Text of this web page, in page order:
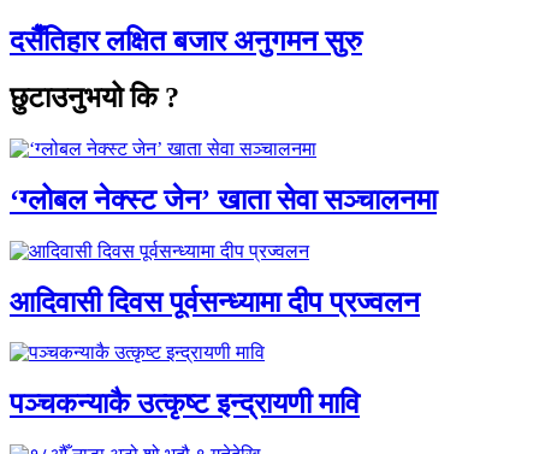
दसैँतिहार लक्षित बजार अनुगमन सुरु
छुटाउनुभयो कि ?
‘ग्लोबल नेक्स्ट जेन’ खाता सेवा सञ्चालनमा
आदिवासी दिवस पूर्वसन्ध्यामा दीप प्रज्वलन
पञ्चकन्याकै उत्कृष्ट इन्द्रायणी मावि